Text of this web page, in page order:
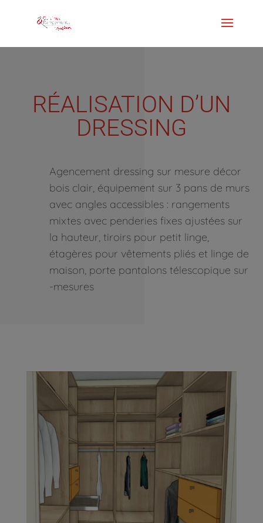
RÉALISATION D’UN
DRESSING
Agencement dressing sur mesure décor
bois clair, équipement sur 3 pans de murs
avec angles accessibles : rangements
mixtes avec penderies fixes ajustées sur
la hauteur, tiroirs pour petit linge,
étagères pour vêtements pliés et linge de
maison, porte pantalons télescopique sur
-mesures